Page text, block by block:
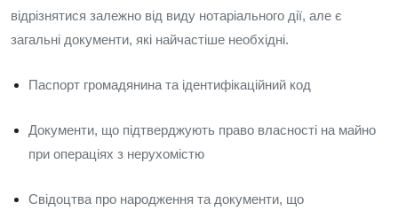
відрізнятися залежно від виду нотаріального дії, але є
загальні документи, які найчастіше необхідні.
Паспорт громадянина та ідентифікаційний код
Документи, що підтверджують право власності на майно
при операціях з нерухомістю
Свідоцтва про народження та документи, що